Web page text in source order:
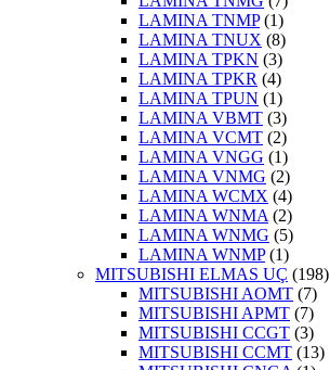
LAMINA TNMP(1)
LAMINA TNUX (8)
LAMINA TPKN (3)
LAMINA TPKR (4)
LAMINA TPUN (1)
LAMINA VBMT (3)
LAMINA VCMT (2)
LAMINA VNGG (1)
LAMINA VNMG (2)
LAMINA WCMX (4)
LAMINA WNMA (2)
LAMINA WNMG (5)
LAMINA WNMP(1)
MITSUBISHI ELMAS UÇ (198)
MITSUBISHI AOMT (7)
MITSUBISHI APMT (7)
MITSUBISHI CCGT (3)
MITSUBISHI CCMT (13)